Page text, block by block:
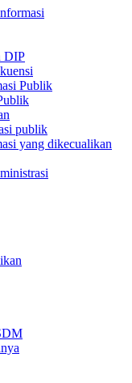
DIP
Publik
publik
yang dikecualikan